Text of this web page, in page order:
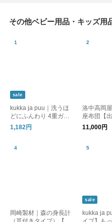
その他ベビー用品・キッズ用
sale
kukka ja puu｜洗うほ
どにふんわり 4重ガー
ゼ ハンカチ3枚セット
1,182円
洛中高岡
座布団【
11,000円
岡崎製材｜森の身長計
sale
kukka ja